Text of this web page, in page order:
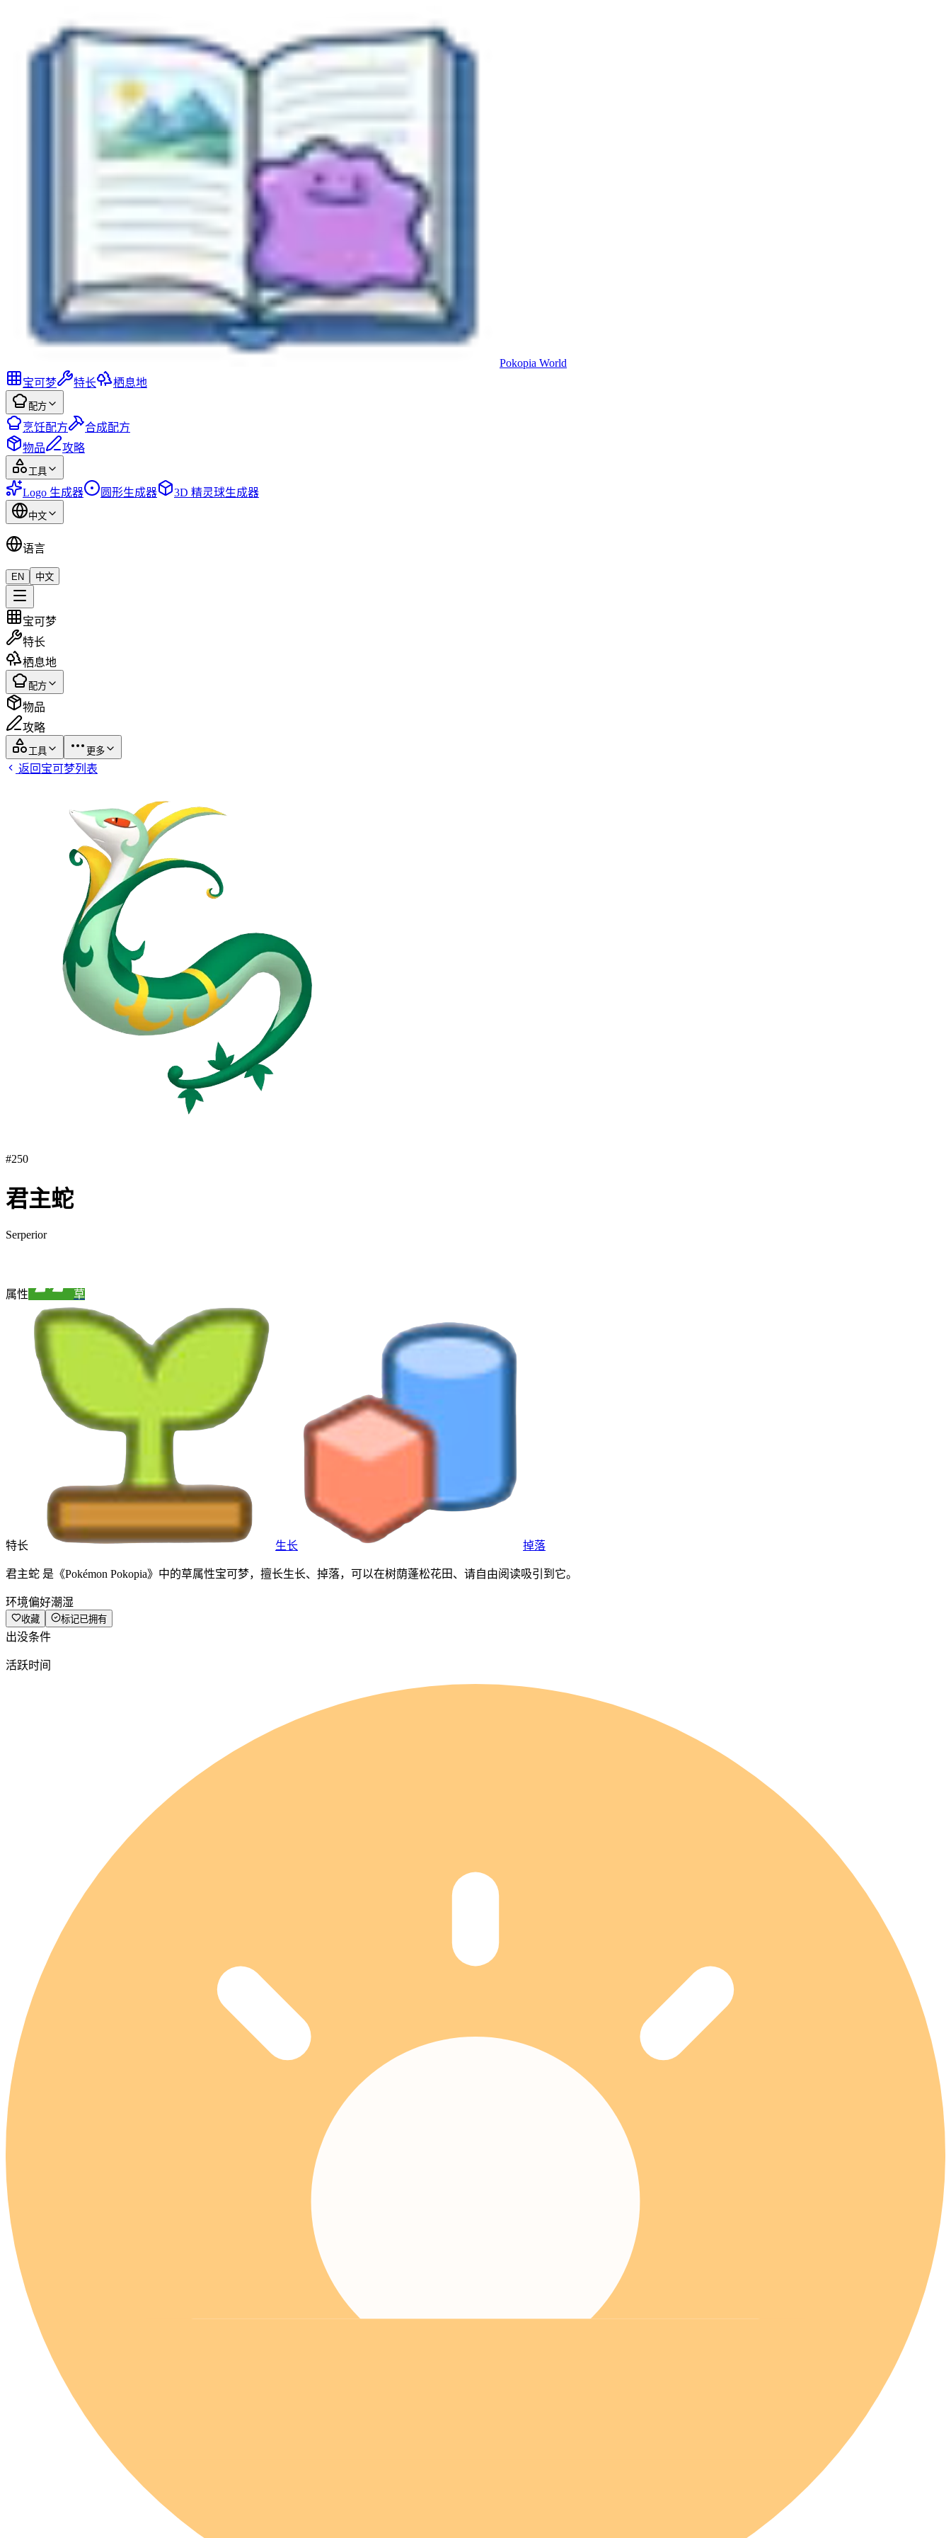
Pokopia World
宝可梦
特长 栖息地
配方
烹饪配方
合成配方
物品
攻略
工具
Logo 生成器 圆形生成器 3D 精灵球生成器
中文
语言
EN 中文
宝可梦
特长
栖息地
配方
物品
攻略
工具 更多
返回宝可梦列表
#250
君主蛇
Serperior
属性 草
特长 生长 掉落
君主蛇 是《Pokémon Pokopia》中的草属性宝可梦，擅长生长、掉落，可以在树荫蓬松花田、请自由阅读吸引到它。
环境偏好潮湿
收藏 标记已拥有
出没条件
活跃时间